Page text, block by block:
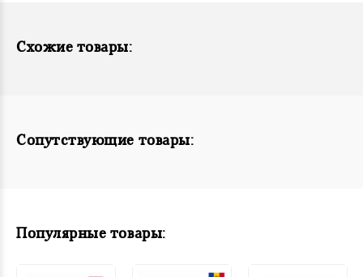
Схожие товары:
Сопутствующие товары:
Популярные товары: